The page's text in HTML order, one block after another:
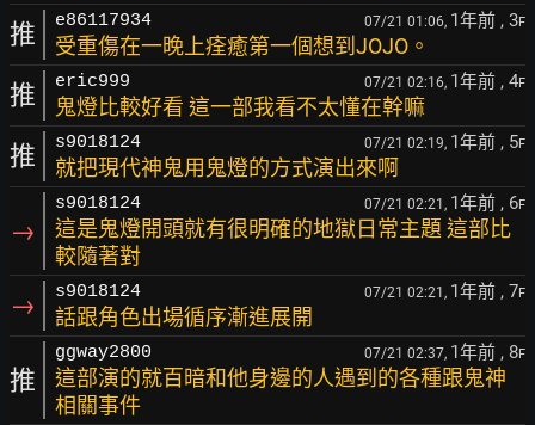
推 e86117934 07/21 01:06, 1年前 , 3F
受重傷在一晚上痊癒第一個想到JOJO。
推 eric999 07/21 02:16, 1年前 , 4F
鬼燈比較好看 這一部我看不太懂在幹嘛
推 s9018124 07/21 02:19, 1年前 , 5F
就把現代神鬼用鬼燈的方式演出來啊
→
s9018124 07/21 02:21, 1年前 , 6F
這是鬼燈開頭就有很明確的地獄日常主題 這部比
較隨著對
→ s9018124 07/21 02:21, 1年前 , 7F
話跟角色出場循序漸進展開
推
ggway2800 07/21 02:37, 1年前 , 8F
這部演的就百暗和他身邊的人遇到的各種跟鬼神
相關事件